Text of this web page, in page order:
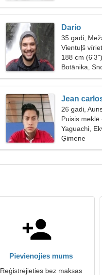
Darío
35 gadi,
Vientuļš
188 cm
Botānika,
Jean
26 gadi,
Puisis meklē
Yaguachi,
Ģimene
Pievienojies mums
Reģistrējieties bez maksas